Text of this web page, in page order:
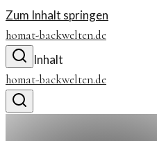
Zum Inhalt springen
homat-backwelten.de
Inhalt
homat-backwelten.de